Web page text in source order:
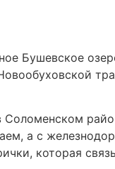
Бушевское
Соломенском
а с
которая